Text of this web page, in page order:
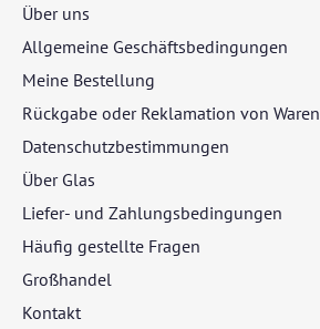
Über uns
Allgemeine Geschäftsbedingungen
Meine Bestellung
Rückgabe oder Reklamation von Waren
Datenschutzbestimmungen
Über Glas
Liefer- und Zahlungsbedingungen
Häufig gestellte Fragen
Großhandel
Kontakt